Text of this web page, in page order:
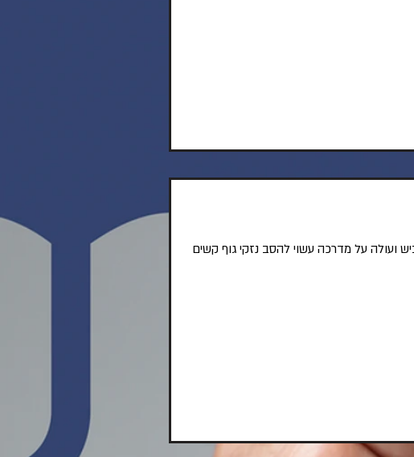
ועולה על מדרכה עשוי להסב נזקי גוף קשים